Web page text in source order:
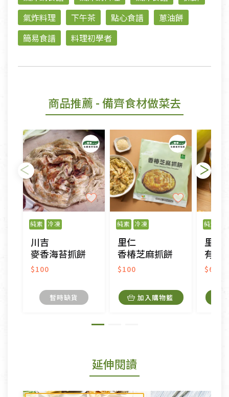
氣炸料理
下午茶 點心食譜
蔥油餅
簡易食譜
料理初學者
商品推薦 - 備齊食材做菜去
純素 冷凍
川吉
麥香海苔抓餅
$100
暫時缺貨
純素 冷凍
里仁
香椿芝麻抓餅
$100
加入購物籃
純素
里仁
有機
$62
延伸閱讀